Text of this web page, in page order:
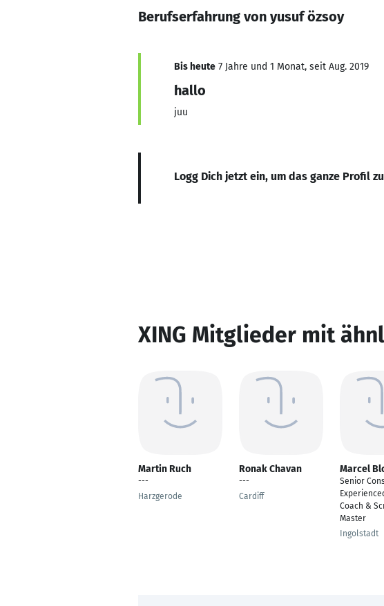
Berufserfahrung von yusuf özsoy
Bis heute 7 Jahre und 1 Monat, seit Aug. 2019
hallo
juu
Logg Dich jetzt ein, um das ganze Profil
XING Mitglieder mit
Martin Ruch
---
Harzgerode
Ronak Chavan
---
Cardiff
Marcel
Senior
Coach &
Master
Ingolstadt